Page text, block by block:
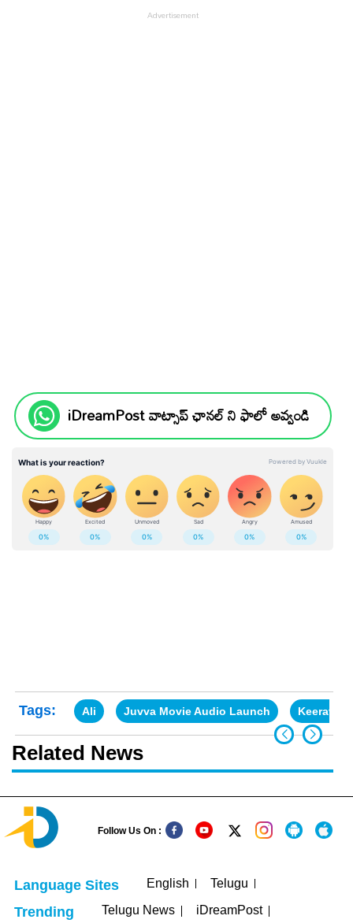
iDreamPost వాట్సాప్ ఛానల్ ని ఫాలో అవ్వండి
Tags: Ali Juvva Movie Audio Launch Keeravani
Related News
Follow Us On :
Language Sites English Telugu
Trending Telugu News iDreamPost